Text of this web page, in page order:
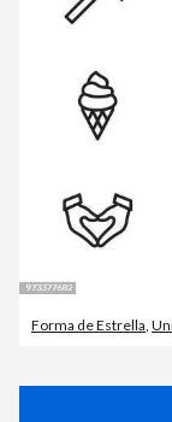
Forma de Estrella